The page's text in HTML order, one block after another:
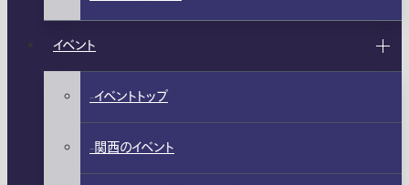
イベント
イベントトップ
関西のイベント